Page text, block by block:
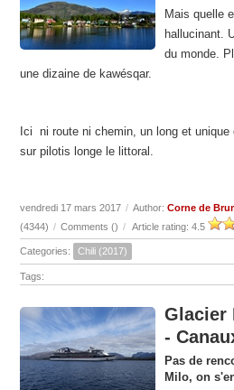
Mais quelle
hallucinant.
du monde.
une dizaine de kawésqar.
Ici ni route ni chemin, un long et
sur pilotis longe le littoral.
vendredi 17 mars 2017 / Author:Corne de
(4344) / Comments () / Article rating: 4.5
Categories: Chili (2017)
Tags:
Glacier
-
Pas de
Milo, on